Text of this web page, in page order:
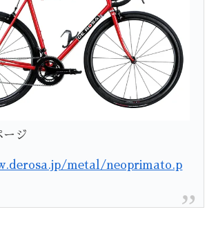
ージ
metal/neoprimato.p